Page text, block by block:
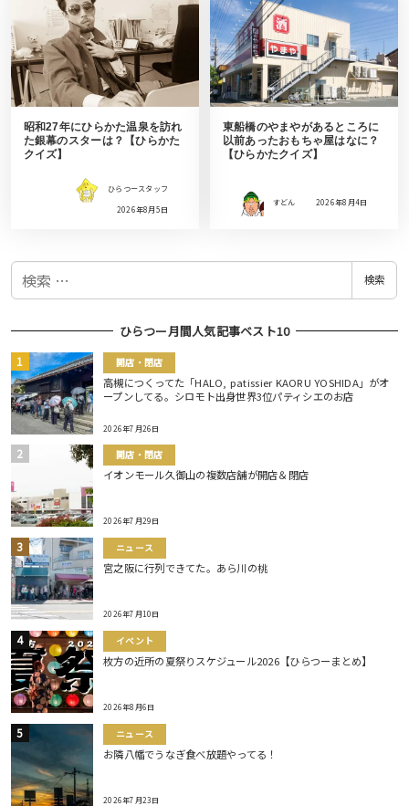
昭和27年にひらかた温泉を訪れ
た銀幕のスターは？【ひらかた
クイズ】
ひらつースタッフ
2026年8月5日
東船橋のやまやがあるところに
以前あったおもちゃ屋はなに？
【ひらかたクイズ】
すどん 2026年8月4日
検
検索
ひらつー月間人気記事ベスト10
開店・閉店
高槻につくってた「HALO, patissier KAORU YOSHIDA」がオ
ープンしてる。シロモト出身世界3位パティシエのお店
2026年7月26日
開店・閉店
イオンモール久御山の複数店舗が開店＆閉店
2026年7月29日
ニュース
宮之阪に行列できてた。あら川の桃
2026年7月10日
イベント
枚方の近所の夏祭りスケジュール2026【ひらつーまとめ】
2026年8月6日
ニュース
お隣八幡でうなぎ食べ放題やってる！
2026年7月23日